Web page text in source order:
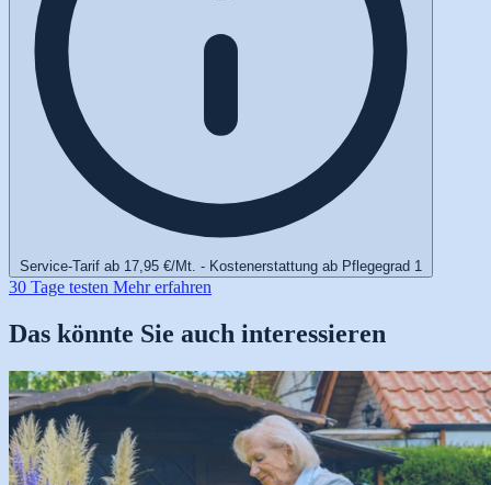
Service-Tarif ab 17,95 €/Mt. - Kostenerstattung ab Pflegegrad 1
30 Tage testen Mehr erfahren
Das könnte Sie auch interessieren